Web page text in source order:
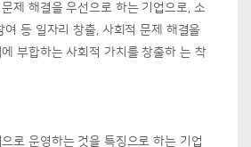
제 해결을 우선으로 하는 기업으로, 소
여 등 일자리 창출, 사회적 문제 해결을
부합하는 사회적 가치를 창출하 는 착
로 운영하는 것을 특징으로 하는 기업